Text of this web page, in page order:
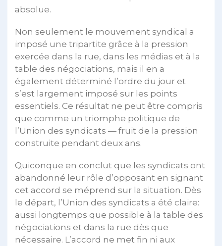
absolue.
Non seulement le mouvement syndical a
imposé une tripartite grâce à la pression
exercée dans la rue, dans les médias et à la
table des négociations, mais il en a
également déterminé l’ordre du jour et
s’est largement imposé sur les points
essentiels. Ce résultat ne peut être compris
que comme un triomphe politique de
l’Union des syndicats — fruit de la pression
construite pendant deux ans.
Quiconque en conclut que les syndicats ont
abandonné leur rôle d’opposant en signant
cet accord se méprend sur la situation. Dès
le départ, l’Union des syndicats a été claire:
aussi longtemps que possible à la table des
négociations et dans la rue dès que
nécessaire. L’accord ne met fin ni aux